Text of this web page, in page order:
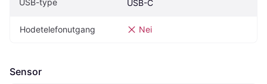
USB-C
Hodetelefonutgang Nei
Sensor